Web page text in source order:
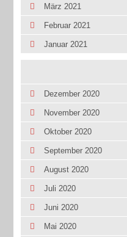
März 2021
Februar 2021
Januar 2021
Dezember 2020
November 2020
Oktober 2020
September 2020
August 2020
Juli 2020
Juni 2020
Mai 2020